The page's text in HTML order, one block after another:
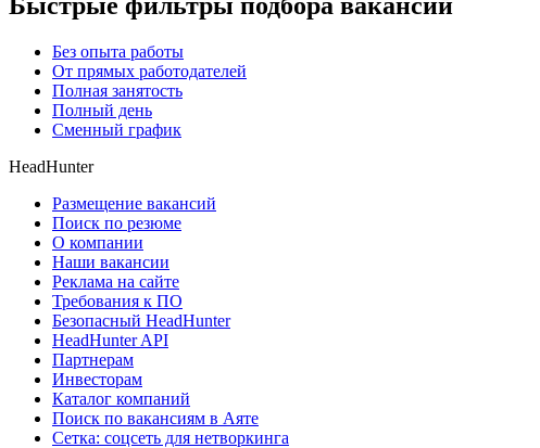
Без опыта работы
От прямых работодателей
Полная занятость
Полный день
Сменный график
HeadHunter
Размещение вакансий
Поиск по резюме
О компании
Наши вакансии
Реклама на сайте
Требования к ПО
Безопасный HeadHunter
HeadHunter API
Партнерам
Инвесторам
Каталог компаний
Поиск по вакансиям в Аяте
Сетка: соцсеть для нетворкинга